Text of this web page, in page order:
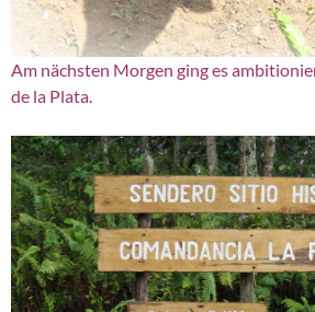
Am nächsten Morgen ging es
de la Plata.